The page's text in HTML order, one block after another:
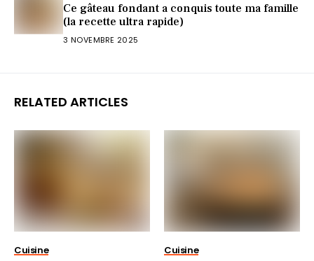
Ce gâteau fondant a conquis toute ma famille
(la recette ultra rapide)
3 NOVEMBRE 2025
RELATED ARTICLES
Cuisine Cuisine